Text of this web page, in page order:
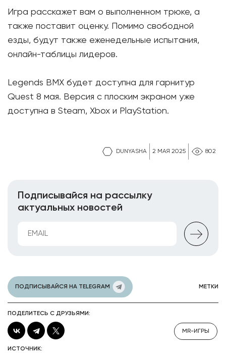
DUNYASHA 2 МАЯ 2025 802
Игра расскажет вам о выполненном трюке, а
также поставит оценку. Помимо свободной
езды, будут также еженедельные испытания,
онлайн-таблицы лидеров.
Legends BMX будет доступна для гарнитур
Quest 8 мая. Версия с плоским экраном уже
доступна в Steam, Xbox и PlayStation.
Подписывайся на рассылку
актуальных новостей
ПОДПИСЫВАЙСЯ НА TELEGRAM МЕТКИ
ПОДЕЛИТЕСЬ С ДРУЗЬЯМИ:
MR-ИГРЫ
ИСТОЧНИК: